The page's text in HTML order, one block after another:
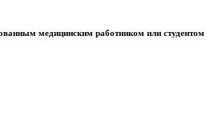
медицинским работником или студентом